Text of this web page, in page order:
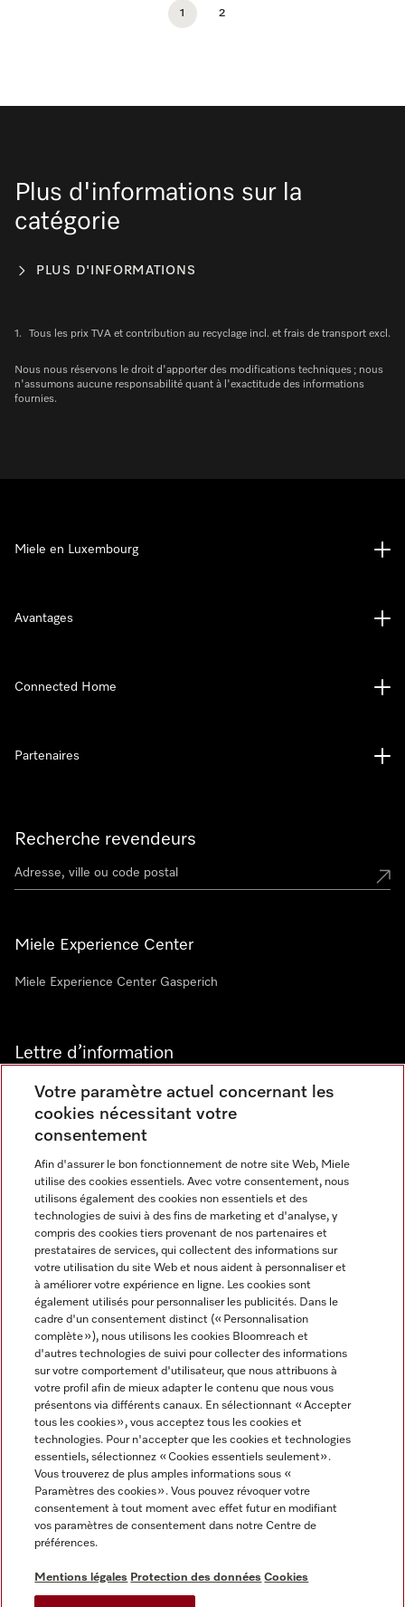
1 2
Plus d'informations sur la
catégorie
PLUS D'INFORMATIONS
1. Tous les prix TVA et contribution au recyclage incl. et frais de transport excl.
Nous nous réservons le droit d'apporter des modifications techniques ; nous
n'assumons aucune responsabilité quant à l'exactitude des informations
fournies.
Recherche revendeurs
Miele Experience Center
Miele Experience Center Gasperich
Lettre d’information
Langue
FRANCAIS
Miele en Luxembourg
Avantages
Connected Home
Partenaires
Informations légales
CGV
Conditions d’utilisation
Déclaration d'accessibilité
Digital Services Act
Miele sur Instagram
Miele sur Youtube
Votre paramètre actuel concernant les
cookies nécessitant votre
consentement
Afin d'assurer le bon fonctionnement de notre site Web, Miele
utilise des cookies essentiels. Avec votre consentement, nous
utilisons également des cookies non essentiels et des
technologies de suivi à des fins de marketing et d'analyse, y
compris des cookies tiers provenant de nos partenaires et
prestataires de services, qui collectent des informations sur
votre utilisation du site Web et nous aident à personnaliser et
à améliorer votre expérience en ligne. Les cookies sont
également utilisés pour personnaliser les publicités. Dans le
cadre d'un consentement distinct (« Personnalisation
complète »), nous utilisons les cookies Bloomreach et
d'autres technologies de suivi pour collecter des informations
sur votre comportement d'utilisateur, que nous attribuons à
votre profil afin de mieux adapter le contenu que nous vous
présentons via différents canaux. En sélectionnant « Accepter
tous les cookies », vous acceptez tous les cookies et
technologies. Pour n'accepter que les cookies et technologies
essentiels, sélectionnez « Cookies essentiels seulement».
Vous trouverez de plus amples informations sous «
Paramètres des cookies ». Vous pouvez révoquer votre
consentement à tout moment avec effet futur en modifiant
vos paramètres de consentement dans notre Centre de
préférences.
Mentions légales Protection des données Cookies